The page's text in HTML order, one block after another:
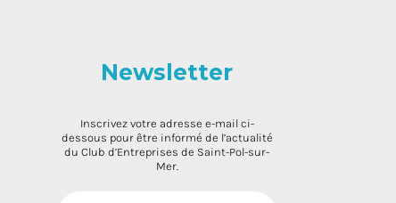
Newsletter
Inscrivez votre adresse e-mail ci-
dessous pour être informé de l’actualité
du Club d’Entreprises de Saint-Pol-sur-
Mer.